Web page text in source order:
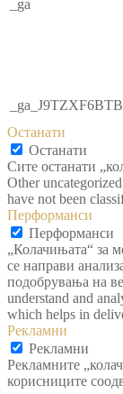
_ga
_ga_J9TZXF6BTB
Останати
Останати
Сите останати
Other
have not been
Перформанси
Перформанси
„Колачињата“ за
се направи
подобрувања на
understand and
which helps in
Рекламни
Рекламни
Рекламните
корисниците